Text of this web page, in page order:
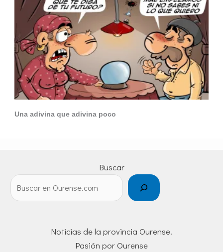
Una adivina que adivina poco
Buscar
Noticias de la provincia Ourense.
Pasión por Ourense